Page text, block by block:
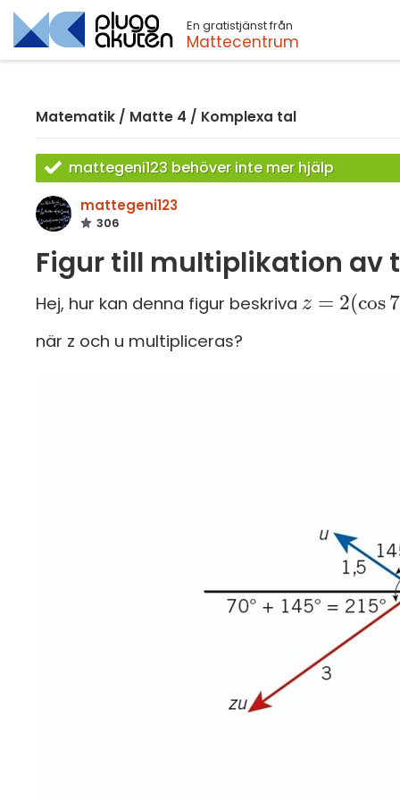
En gratistjänst från
Mattecentrum
Matematik / Matte 4 / Komplexa tal
mattegeni123 behöver inte mer hjälp
mattegeni123
306
Figur till multiplikation av
Hej, hur kan denna figur beskriva z = 2(cos
z=2( cos70 °
när z och u multipliceras?
Sök